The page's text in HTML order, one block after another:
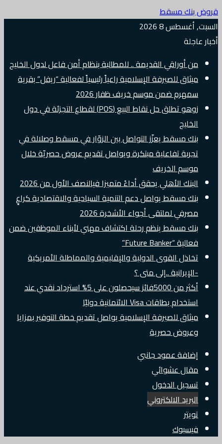
قروض بنك مسقط
السبت, أغسطس 8 2026
أخبار عاجلة
من أوراقي القديمة .. للمطالبة بنظام أمن فاعل لدول الخليج
ميثاق للصيرفة الإسلامية راعياً رئيسياً لفعالية “ريفل” بقرية
سمهرم ضمن موسم خريف ظفار 2026
زوهو تطلق حل نقاط البيع (POS) لقطاع التجزئة في دول
الخليج
بنك مسقط يعزّز التواصل بين الزوّار في مسقط وصلالة في
تجربة تفاعلية مبتكرة ويواصل تقديم عروض حصريّة خلال
موسم الخريف
البنك الأهلي يحقق أداءً متميزا فيالنصف الأول من 2026
بنك مسقط يواصل دعم التنمية السياحية والاقتصادية كراعٍ
مصرفي لملتقى أجواء الأشخرة 2026
بنك مسقط ينظم رحلة اكتشاف مهني لأبناء الموظفين ضمن
فعالية “Future Banker”
تخاذل القوى الدولية والإقليمية والمماطلة الأمريكية
-الإيرانية ..إلى متى ؟
أكثر من 5000فائز سيحصلون على 5% استرداد نقدي عند
استخدام بطاقات Visa الائتمانية دوليًا
ميثاق للصيرفة الإسلامية يواصل تقديم خطة التوفير بمزايا
وعروض حصرية
إضافة عمود جانبي
مقال عشوائي
تسجيل الدخول
البريد الالكتروني
تويتر
فيسبوك